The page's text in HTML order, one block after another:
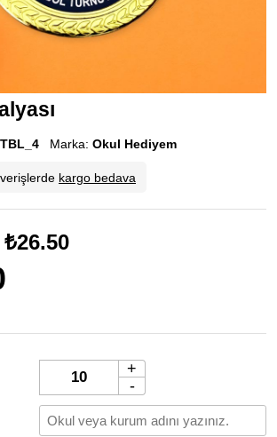
Marka: Okul Hediyem
kargo bedava
₺26.50
+
-